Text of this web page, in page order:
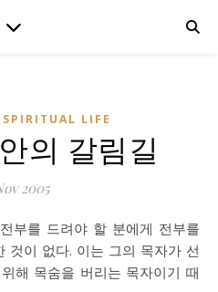
LIFE
의 갈림길
2005
것이 없다. 이는 그의 목자가 선
해 목숨을 버리는 목자이기 때